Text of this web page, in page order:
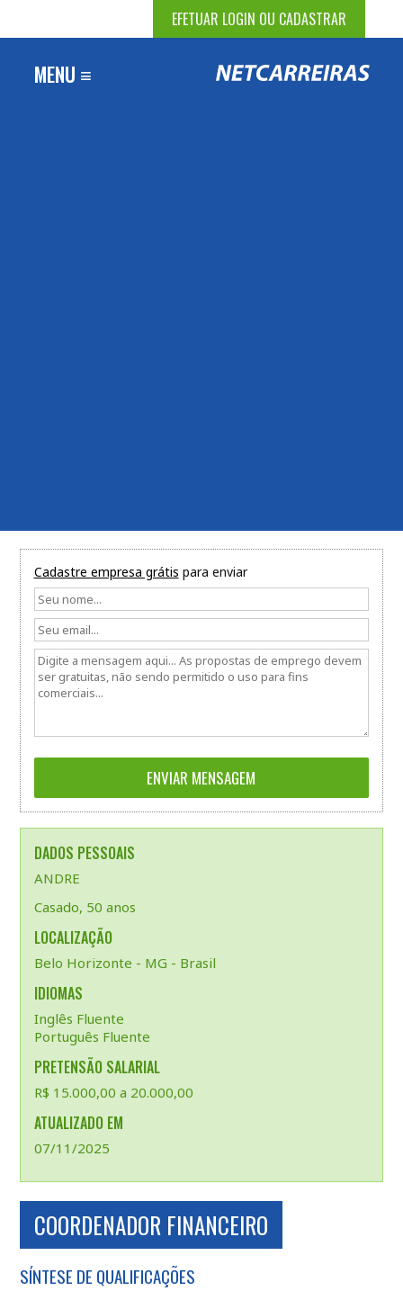
EFETUAR LOGIN OU CADASTRAR
MENU ≡
Cadastre empresa grátis para enviar
DADOS PESSOAIS
ANDRE
Casado, 50 anos
LOCALIZAÇÃO
Belo Horizonte - MG - Brasil
IDIOMAS
Inglês Fluente
Português Fluente
PRETENSÃO SALARIAL
R$ 15.000,00 a 20.000,00
ATUALIZADO EM
07/11/2025
COORDENADOR FINANCEIRO
SÍNTESE DE QUALIFICAÇÕES